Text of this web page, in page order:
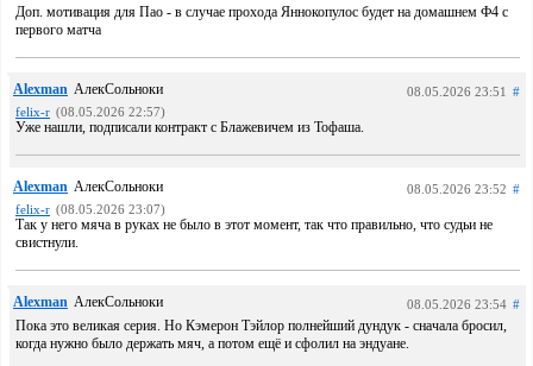
Доп. мотивация для Пао - в случае прохода Яннокопулос будет на домашнем Ф4 с
первого матча
Alexman АлекСольноки 08.05.2026 23:51 #
felix-r (08.05.2026 22:57)
Уже нашли, подписали контракт с Блажевичем из Тофаша.
Alexman АлекСольноки 08.05.2026 23:52 #
felix-r (08.05.2026 23:07)
Так у него мяча в руках не было в этот момент, так что правильно, что судьи не
свистнули.
Alexman АлекСольноки 08.05.2026 23:54 #
Пока это великая серия. Но Кэмерон Тэйлор полнейший дундук - сначала бросил,
когда нужно было держать мяч, а потом ещё и сфолил на эндуане.